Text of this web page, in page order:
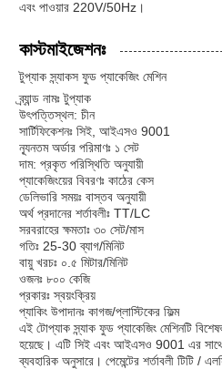
এবং পাওয়ার 220V/50Hz।
কাস্টমাইজেশনঃ
টুপ্যাক স্ন্যাকস ফুড প্যাকেজিং মেশিন
ব্র্যান্ড নামঃ টুপ্যাক
উৎপত্তিস্থল: চীন
সার্টিফিকেশনঃ সিই, আইএসও 9001
ন্যূনতম অর্ডার পরিমাণঃ ১ সেট
দাম: প্রকৃত পরিস্থিতি অনুযায়ী
প্যাকেজিংয়ের বিবরণঃ কাঠের কেস
ডেলিভারি সময়ঃ বাস্তব অনুযায়ী
অর্থ প্রদানের শর্তাবলীঃ TT/LC
সরবরাহের ক্ষমতাঃ ৩০ সেট/মাস
গতিঃ 25-30 ব্যাগ/মিনিট
বায়ু খরচঃ ০.৫ মিটার/মিনিট
ওজনঃ ৮০০ কেজি
প্রকারঃ স্বয়ংক্রিয়
প্যাকিং উপাদানঃ কাগজ/প্লাস্টিকের ফিল্ম
এই টোপ্যাক স্ন্যাক ফুড প্যাকেজিং মেশিনটি
হয়েছে। এটি সিই এবং আইএসও 9001 এর সাথে
ব্যবহারিক অনুসারে। পেমেন্টের শর্তাবলী টিটি